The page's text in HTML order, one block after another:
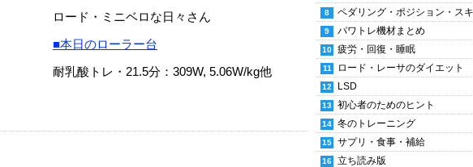
ロード・ミニベロな日々さん
■本日のローラー台
耐乳酸トレ・21.5分：309W, 5.06W/kg他
ペダリング・ポジション・ス
パワトレ機材まとめ
疲労・回復・睡眠
ロード・レーサのダイエット
LSD
初心者のためのヒント
冬のトレーニング
サプリ・食事・補給
立ち読み版